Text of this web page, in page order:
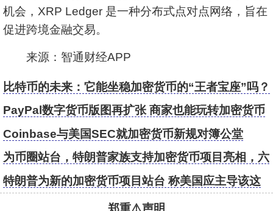
机会，XRP Ledger 是一种分布式点对点网络，旨在
促进跨境金融交易。
来源：智通财经APP
比特币的未来：它能坐稳加密货币的“王者宝座”吗？
PayPal数字货币版图再扩张 商家也能玩转加密货币
Coinbase与美国SEC就加密货币新规对簿公堂
为币圈站台，特朗普家族支持加密货币项目亮相，六
成发币公众可购
特朗普为新的加密货币项目站台 称美国应主导该这
郑重⚠️声明